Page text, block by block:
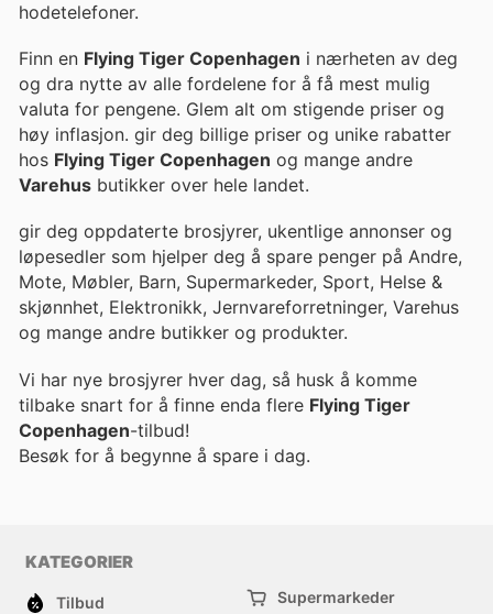
hodetelefoner.
Finn en Flying Tiger Copenhagen i nærheten av deg
og dra nytte av alle fordelene for å få mest mulig
valuta for pengene. Glem alt om stigende priser og
høy inflasjon. gir deg billige priser og unike rabatter
hos Flying Tiger Copenhagen og mange andre
Varehus butikker over hele landet.
gir deg oppdaterte brosjyrer, ukentlige annonser og
løpesedler som hjelper deg å spare penger på Andre,
Mote, Møbler, Barn, Supermarkeder, Sport, Helse &
skjønnhet, Elektronikk, Jernvareforretninger, Varehus
og mange andre butikker og produkter.
Vi har nye brosjyrer hver dag, så husk å komme
tilbake snart for å finne enda flere Flying Tiger
Copenhagen-tilbud!
Besøk for å begynne å spare i dag.
KATEGORIER
Tilbud Supermarkeder